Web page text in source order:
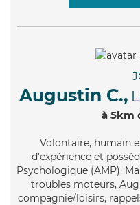
Augustin C.,
à 5km
Volontaire, humain
d'expérience et
Psychologique (AMP).
troubles moteurs,
compagnie/loisirs,